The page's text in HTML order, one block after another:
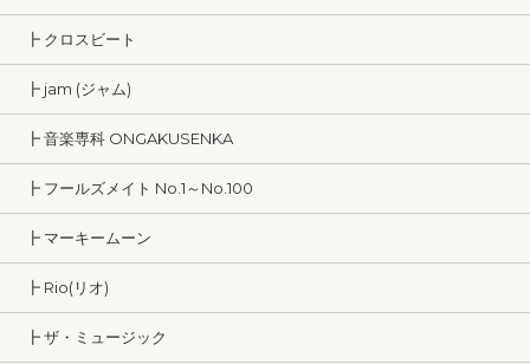
┣ クロスビート
┣ jam (ジャム)
┣ 音楽専科 ONGAKUSENKA
┣ フールズメイト No.1～No.100
┣ マーキームーン
┣ Rio(リオ)
┣ ザ・ミュージック